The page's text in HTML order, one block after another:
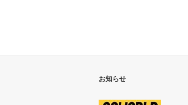
お知らせ